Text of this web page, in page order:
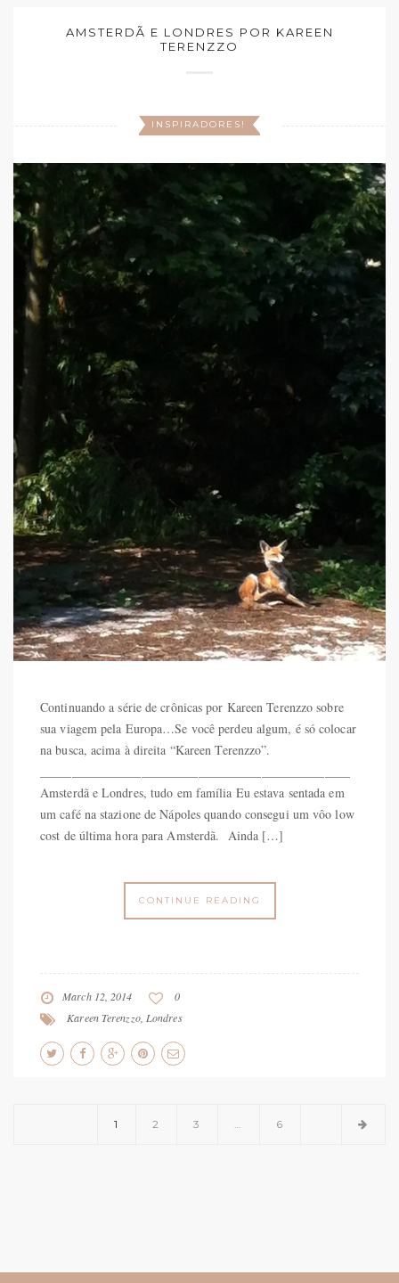
AMSTERDÃ E LONDRES POR KAREEN
TERENZZO
INSPIRADORES!
Continuando a série de crônicas por Kareen Terenzzo sobre
sua viagem pela Europa…Se você perdeu algum, é só colocar
na busca, acima à direita “Kareen Terenzzo”.
Amsterdã e Londres, tudo em família Eu estava sentada em
um café na stazione de Nápoles quando consegui um vôo low
cost de última hora para Amsterdã. Ainda […]
CONTINUE READING
March 12, 2014
0
Kareen Terenzzo, Londres
1 2 3 … 6